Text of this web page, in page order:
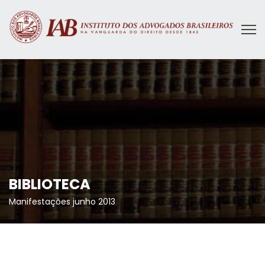
BIBLIOTECA
Manifestações junho 2013